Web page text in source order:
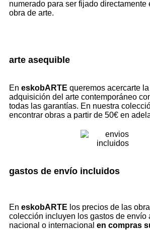
numerado para ser fijado directamente
obra de arte.
arte asequible
En eskobARTE queremos acercarte
adquisición del arte contemporáneo
todas las garantías. En nuestra
encontrar obras a partir de 50€ en
gastos de envío incluidos
En eskobARTE los precios de las
colección incluyen los gastos de envío
nacional o internacional en compras